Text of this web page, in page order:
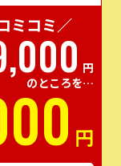
ミコミ／
円
のところを…
円